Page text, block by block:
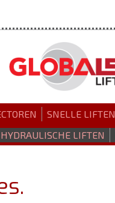
SNELLE LIFTEN
LIFTEN